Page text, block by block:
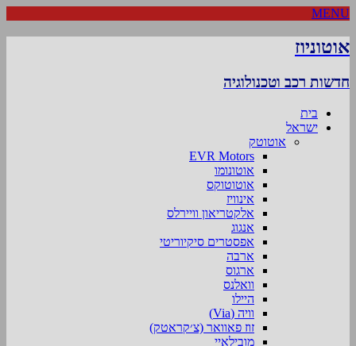
MENU
אוטוניוז
חדשות רכב וטכנולוגיה
בית
ישראל
אוטוטק
EVR Motors
אוטונומו
אוטוטוקס
אינוויז
אלקטריאון וויירלס
אנגוג
אפסטרים סיקיוריטי
ארבה
ארגוס
וואלנס
היילו
וויה (Via)
זוז פאוואר (צ׳קראטק)
מובילאיי